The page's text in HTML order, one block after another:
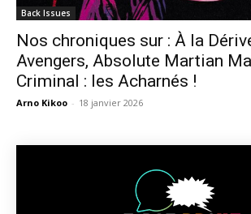
Back Issues
Nos chroniques sur : À la
Avengers, Absolute Martian
Criminal : les Acharnés !
Arno Kikoo - 18 janvier 2026